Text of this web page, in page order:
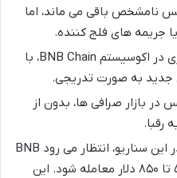
نامشخص باقی می ماند، اما
جریمه های فلج کننده.
رشد پایدار اما نه انفجاری در اکوسیستم BNB Chain، با
جدید به صورت تدریجی.
در بازار صرافی ها، بدون از
رقبا.
در این سناریو، انتظار می رود BNB
در سال ۲۰۲۵ در محدوده ۵۵۰ تا ۸۵۰ دلار معامله شود. این